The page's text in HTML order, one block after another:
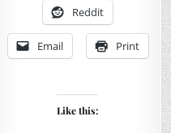
แห้ง
Reddit
Email Print
Like this: